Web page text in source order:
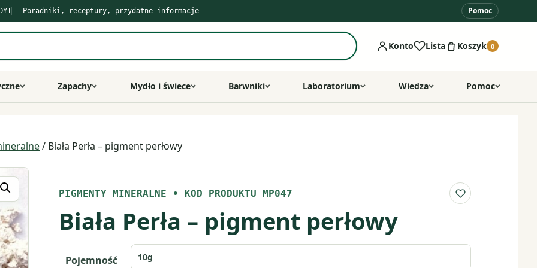
Poradniki, receptury, przydatne informacje Pomoc
Konto Lista Koszyk 0
Zapachy Mydło i świece Barwniki Laboratorium Wiedza Pomoc
/ Biała Perła – pigment perłowy
PIGMENTY MINERALNE • KOD PRODUKTU MP047 Do listy
Biała Perła – pigment perłowy
Pojemność